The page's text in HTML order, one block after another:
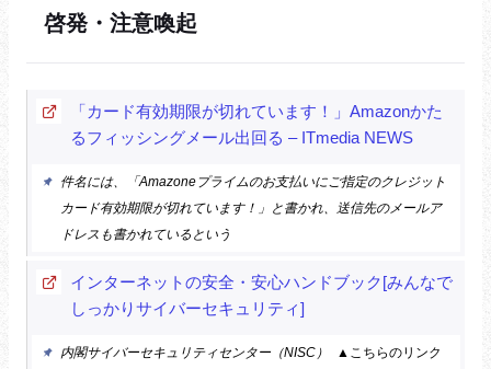
啓発・注意喚起
「カード有効期限が切れています！」Amazonかた
るフィッシングメール出回る – ITmedia NEWS
件名には、「Amazoneプライムのお支払いにご指定のクレジット
カード有効期限が切れています！」と書かれ、送信先のメールア
ドレスも書かれているという
インターネットの安全・安心ハンドブック[みんなで
しっかりサイバーセキュリティ]
内閣サイバーセキュリティセンター（NISC）
▲こちらのリンク